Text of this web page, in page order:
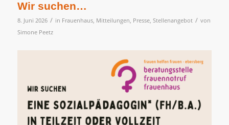
Wir suchen…
8. Juni 2026 / in Frauenhaus, Mitteilungen, Presse, Stellenangebot / von
Simone Peetz